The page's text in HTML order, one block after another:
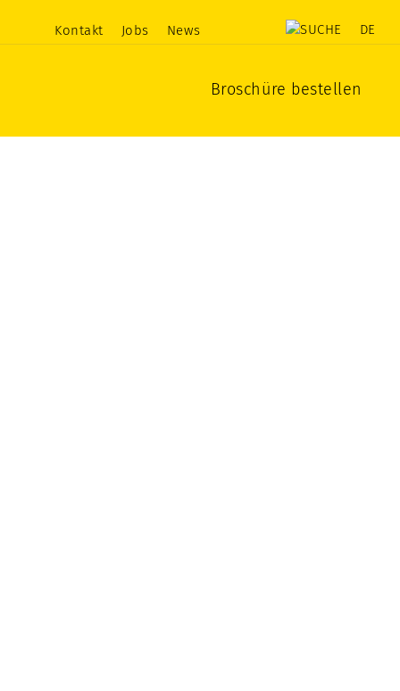
Kontakt Jobs News DE
Broschüre bestellen